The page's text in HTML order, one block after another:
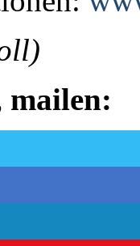
mailen: